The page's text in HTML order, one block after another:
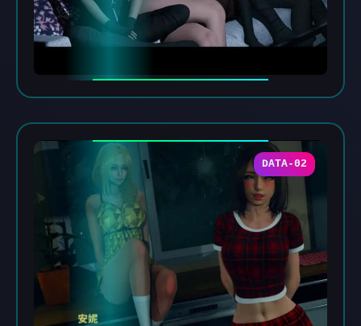
DATA-02